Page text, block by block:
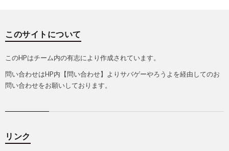
このサイトについて
このHPはチーム内の有志により作成されています。
問い合わせはHP内【問い合わせ】よりサバゲーやろうよを経由してのお
問い合わせをお願いしております。
リンク